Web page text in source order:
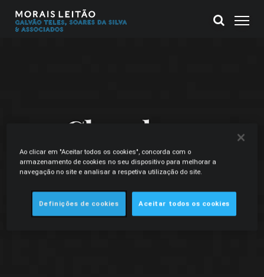
Ao clicar em "Aceitar todos os cookies", concorda com o
armazenamento de cookies no seu dispositivo para melhorar a
navegação no site e analisar a respetiva utilização do site.
Definições de cookies Aceitar todos os cookies